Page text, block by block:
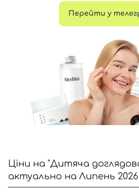
Перейти у
Ціни на "Дитяча
актуально на Липень